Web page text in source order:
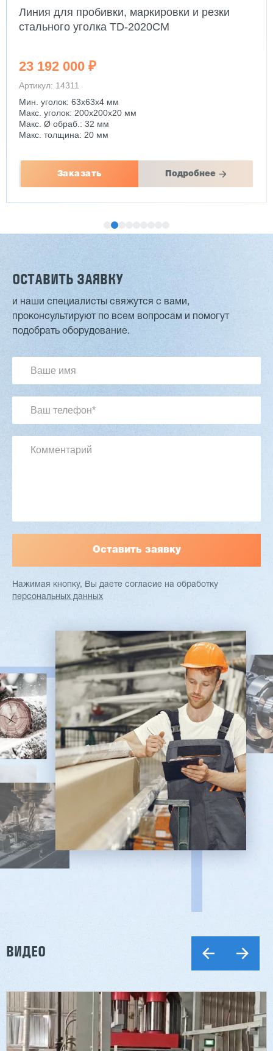
Линия для пробивки, маркировки и резки
стального уголка TD-2020CM
23 192 000 ₽
Артикул: 14311
Мин. уголок: 63x63x4 мм
Макс. уголок: 200x200x20 мм
Макс. Ø обраб.: 32 мм
Макс. толщина: 20 мм
Заказать Подробнее
Двухсторонний шипорез MX6015
2 832 000 ₽
Артикул: 2497
Станок проходного типа
ОСТАВИТЬ ЗАЯВКУ
и наши специалисты свяжутся с вами,
проконсультируют по всем вопросам и помогут
подобрать оборудование.
Нажимая кнопку, Вы даете согласие на обработку
персональных данных
ВИДЕО